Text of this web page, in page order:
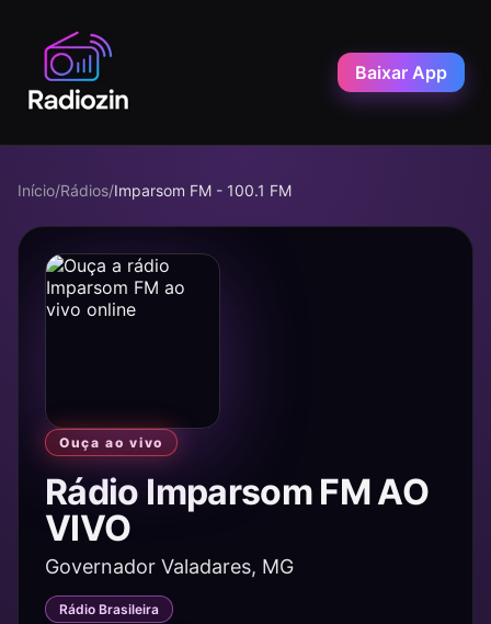
Baixar App
Início/Rádios/Imparsom FM - 100.1 FM
Ouça ao vivo
Rádio Imparsom FM AO
VIVO
Governador Valadares, MG
Rádio Brasileira